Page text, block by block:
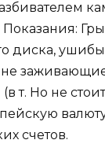
диска,
т. Но не
счетов.